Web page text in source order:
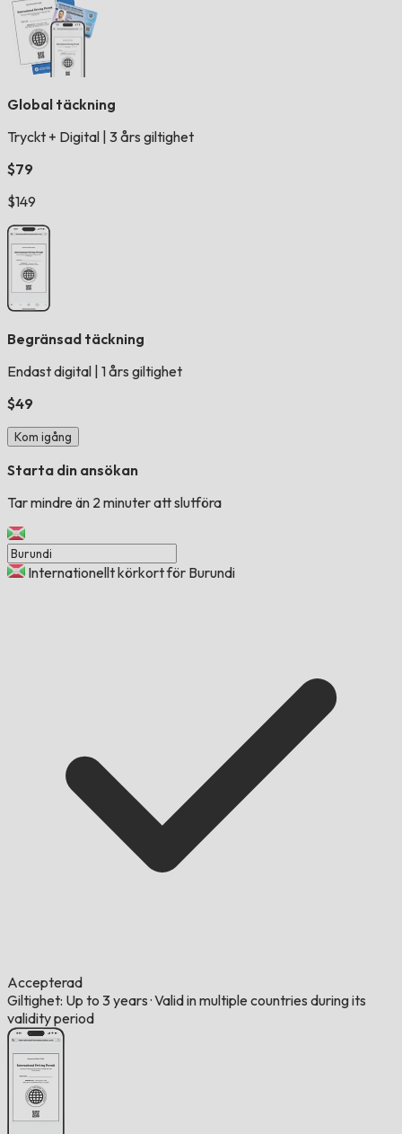
Global täckning
Tryckt + Digital 3 års giltighet
$79
$149
Begränsad täckning
Endast digital 1 års giltighet
$49
Kom igång
Starta din ansökan
Tar mindre än 2 minuter att slutföra
Internationellt körkort för Burundi
Accepterad
Giltighet: Up to 3 years ·Valid in multiple countries during its
validity period